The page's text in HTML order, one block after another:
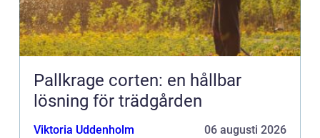
Pallkrage corten: en hållbar
lösning för trädgården
Viktoria Uddenholm 06 augusti 2026